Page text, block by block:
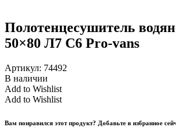
Полотенцесушитель
50×80 Л7 С6 Pro-vans
Артикул: 74492
В наличии
Add to Wishlist
Add to Wishlist
Вам понравился этот продукт? Добавьте в избранное